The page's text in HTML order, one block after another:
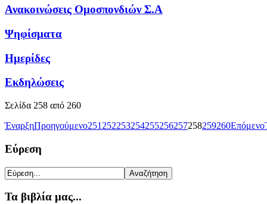
Ανακοινώσεις Ομοσπονδιών Σ.Α
Ψηφίσματα
Ημερίδες
Εκδηλώσεις
Σελίδα 258 από 260
ΈναρξηΠροηγούμενο251 252253254255256257258259260Επόμενο
Εύρεση
Τα βιβλία μας...